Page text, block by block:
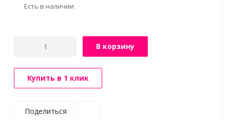
Есть в наличии
В корзину
Купить в 1 клик
Поделиться